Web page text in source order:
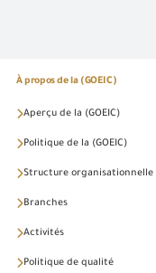
À propos de la (GOEIC)
Aperçu de la (GOEIC)
Politique de la (GOEIC)
Structure organisationnelle
Branches
Activités
Politique de qualité